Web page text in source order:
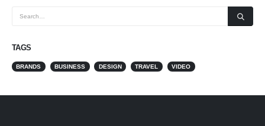
TAGS
BRANDS BUSINESS DESIGN TRAVEL VIDEO